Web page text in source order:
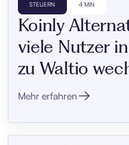
STEUERN 4 MIN
Koinly
viele Nutzer
zu Waltio
Mehr erfahren